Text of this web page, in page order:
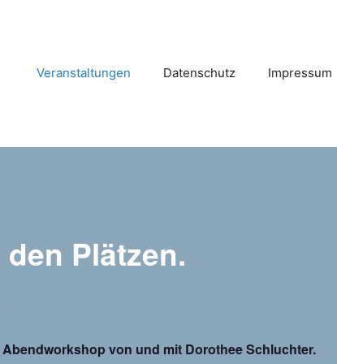
Veranstaltungen Datenschutz Impressum
Plätzen.
von und mit Dorothee Schluchter.